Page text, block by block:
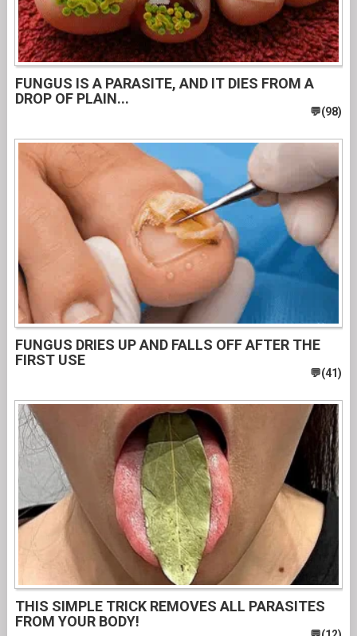
FUNGUS IS A PARASITE, AND IT DIES FROM A
DROP OF PLAIN...
FUNGUS DRIES UP AND FALLS OFF AFTER THE
FIRST USE
THIS SIMPLE TRICK REMOVES ALL PARASITES
FROM YOUR BODY!